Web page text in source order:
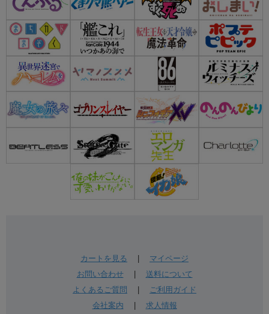
カートを見る
マイページ
お問い合わせ| 送料について
よくあるご質問
ご利用ガイド
会社案内
求人情報